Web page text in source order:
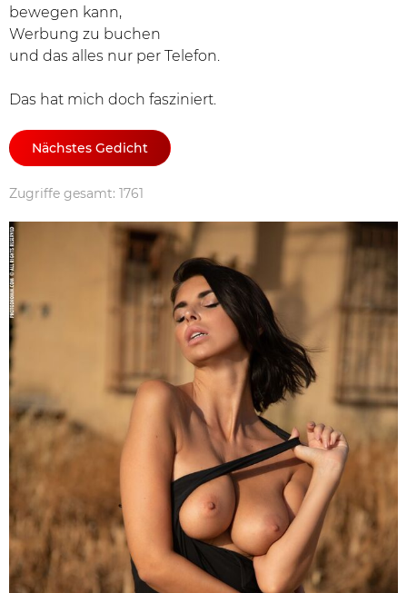
bewegen kann,
Werbung zu buchen
und das alles nur per Telefon.
Das hat mich doch fasziniert.
Nächstes Gedicht
Zugriffe gesamt: 1761